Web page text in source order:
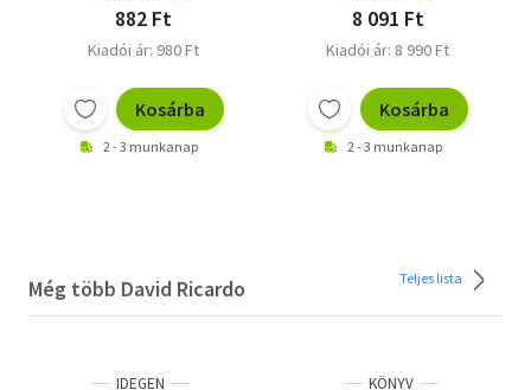
882 Ft
Kiadói ár: 980 Ft
Kosárba
2 - 3 munkanap
8 091 Ft
Kiadói ár: 8 990 Ft
Kosárba
2 - 3 munkanap
Még több David Ricardo Teljes lista
IDEGEN KÖNYV